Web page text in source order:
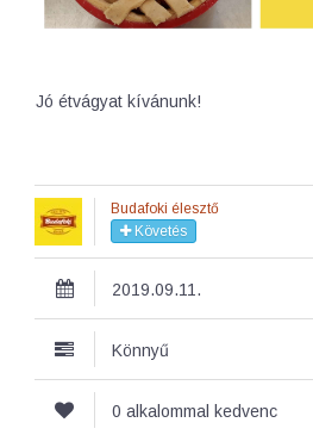
Jó étvágyat kívánunk!
Budafoki élesztő
Követés
2019.09.11.
Könnyű
0 alkalommal kedvenc